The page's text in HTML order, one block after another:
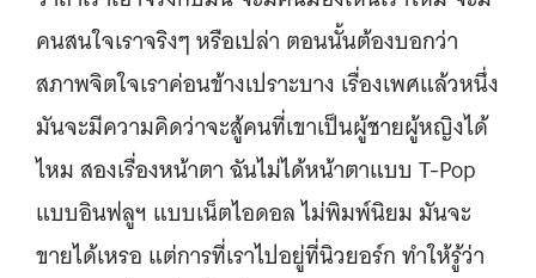
คนสนใจเราจริงๆ หรือเปล่า ตอนนั้นต้องบอกว่า
สภาพจิตใจเราค่อนข้างเปราะบาง เรื่องเพศแล้วหนึ่ง
มันจะมีความคิดว่าจะสู้คนที่เขาเป็นผู้ชายผู้หญิงได้
ไหม สองเรื่องหน้าตา ฉันไม่ได้หน้าตาแบบ T-Pop
แบบอินฟลูฯ แบบเน็ตไอดอล ไม่พิมพ์นิยม มันจะ
ขายได้เหรอ แต่การที่เราไปอยู่ที่นิวยอร์ก ทำให้รู้ว่า